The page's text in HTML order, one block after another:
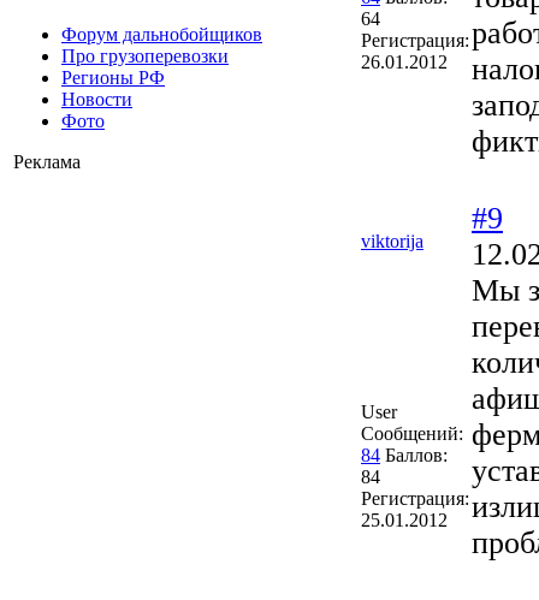
Форум дальнобойщиков
Про грузоперевозки
Регионы РФ
Новости
Фото
Реклама
64
Регистрация:
26.01.2012
viktorija
User
Сообщений:
84 Баллов:
84
Регистрация:
25.01.2012
#9
Мы